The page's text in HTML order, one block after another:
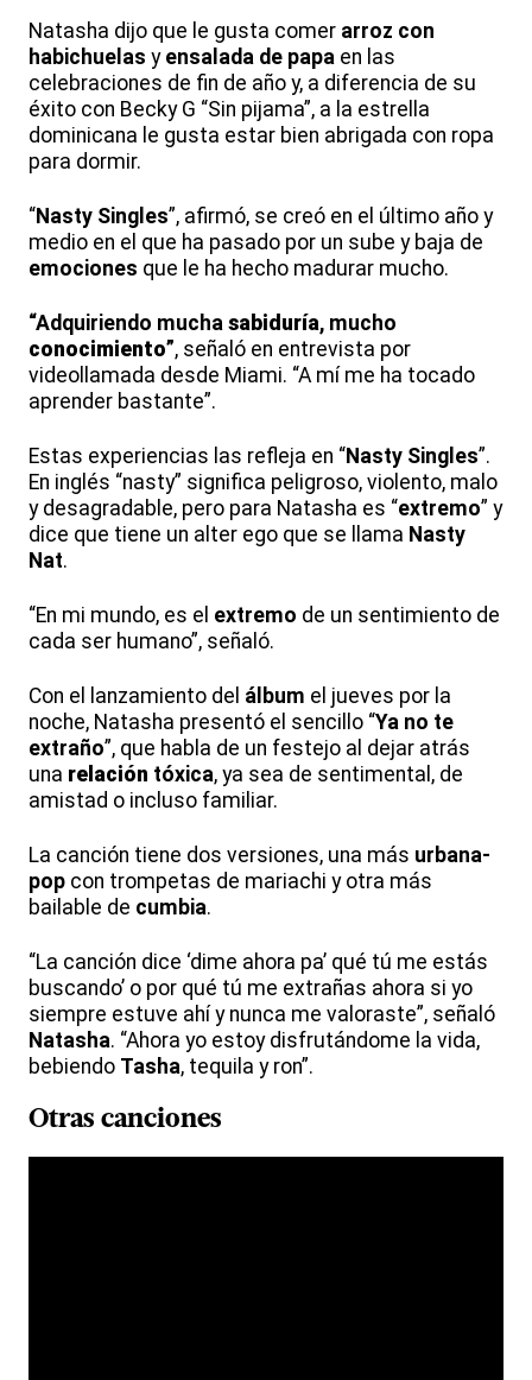
Natasha dijo que le gusta comer arroz con
habichuelas y ensalada de papa en las
celebraciones de fin de año y, a diferencia de su
éxito con Becky G “Sin pijama”, a la estrella
dominicana le gusta estar bien abrigada con ropa
para dormir.
“Nasty Singles”, afirmó, se creó en el último año y
medio en el que ha pasado por un sube y baja de
emociones que le ha hecho madurar mucho.
“Adquiriendo mucha sabiduría, mucho
conocimiento”, señaló en entrevista por
videollamada desde Miami. “A mí me ha tocado
aprender bastante”.
Estas experiencias las refleja en “Nasty Singles”.
En inglés “nasty” significa peligroso, violento, malo
y desagradable, pero para Natasha es “extremo” y
dice que tiene un alter ego que se llama Nasty
Nat.
“En mi mundo, es el extremo de un sentimiento de
cada ser humano”, señaló.
Con el lanzamiento del álbum el jueves por la
noche, Natasha presentó el sencillo “Ya no te
extraño”, que habla de un festejo al dejar atrás
una relación tóxica, ya sea de sentimental, de
amistad o incluso familiar.
La canción tiene dos versiones, una más urbana-
pop con trompetas de mariachi y otra más
bailable de cumbia.
“La canción dice ‘dime ahora pa’ qué tú me estás
buscando’ o por qué tú me extrañas ahora si yo
siempre estuve ahí y nunca me valoraste”, señaló
Natasha. “Ahora yo estoy disfrutándome la vida,
bebiendo Tasha, tequila y ron”.
Otras canciones